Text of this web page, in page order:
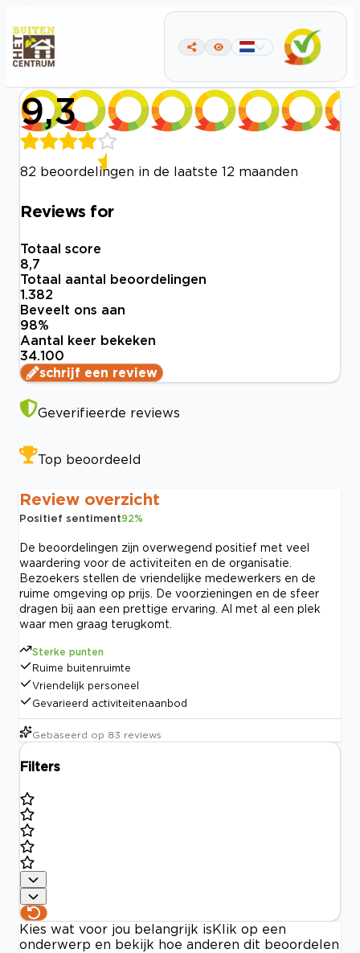
9,3
82 beoordelingen in de laatste 12 maanden
Reviews for
Totaal score
8,7
Totaal aantal beoordelingen
1.382
Beveelt ons aan
98%
Aantal keer bekeken
34.100
schrijf een review
Geverifieerde reviews
Top beoordeeld
Review overzicht
Positief sentiment92%
De beoordelingen zijn overwegend positief met veel
waardering voor de activiteiten en de organisatie.
Bezoekers stellen de vriendelijke medewerkers en de
ruime omgeving op prijs. De voorzieningen en de sfeer
dragen bij aan een prettige ervaring. Al met al een plek
waar men graag terugkomt.
Sterke punten
Ruime buitenruimte
Vriendelijk personeel
Gevarieerd activiteitenaanbod
Gebaseerd op 83 reviews
Filters
Kies wat voor jou belangrijk is Klik op een
onderwerp en bekijk hoe anderen dit beoordelen